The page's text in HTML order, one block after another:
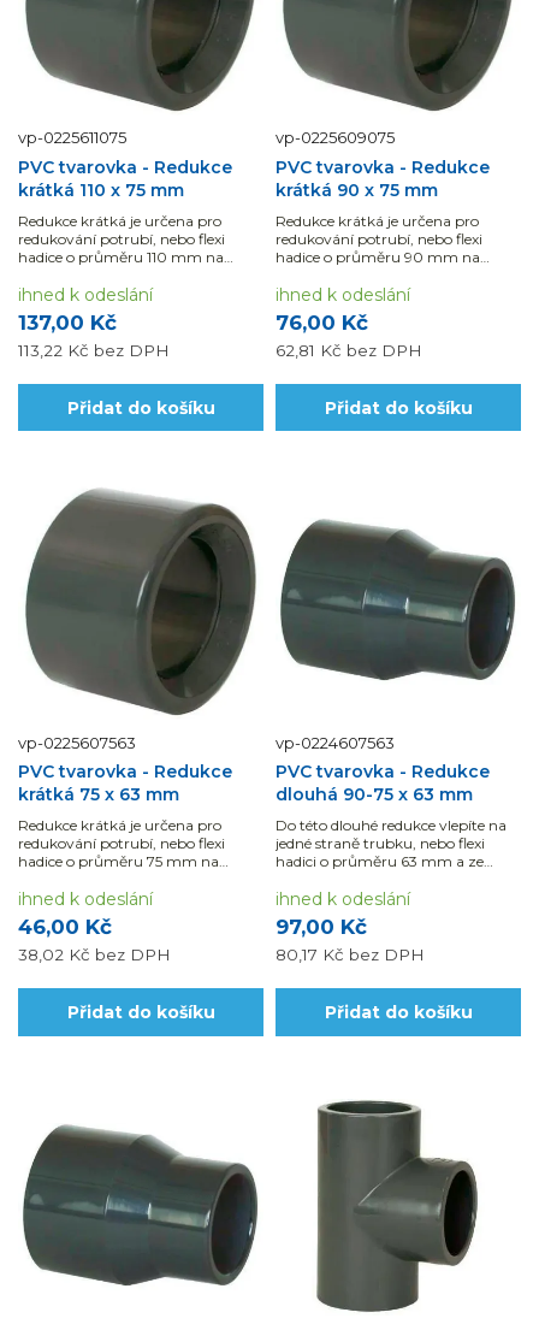
vp-0225611075
PVC tvarovka - Redukce
krátká 110 x 75 mm
Redukce krátká je určena pro
redukování potrubí, nebo flexi
hadice o průměru 110 mm na
137,00 Kč
113,22 Kč bez DPH
ihned k odeslání
Přidat do košíku
vp-0225609075
PVC tvarovka - Redukce
krátká 90 x 75 mm
Redukce krátká je určena pro
redukování potrubí, nebo flexi
hadice o průměru 90 mm na
76,00 Kč
62,81 Kč bez DPH
ihned k odeslání
Přidat do košíku
vp-0225607563
PVC tvarovka - Redukce
krátká 75 x 63 mm
Redukce krátká je určena pro
redukování potrubí, nebo flexi
hadice o průměru 75 mm na
46,00 Kč
38,02 Kč bez DPH
ihned k odeslání
Přidat do košíku
vp-0224607563
PVC tvarovka - Redukce
dlouhá 90-75 x 63 mm
Do této dlouhé redukce vlepíte na
jedné straně trubku, nebo flexi
hadici o průměru 63 mm a ze
97,00 Kč
80,17 Kč bez DPH
ihned k odeslání
Přidat do košíku